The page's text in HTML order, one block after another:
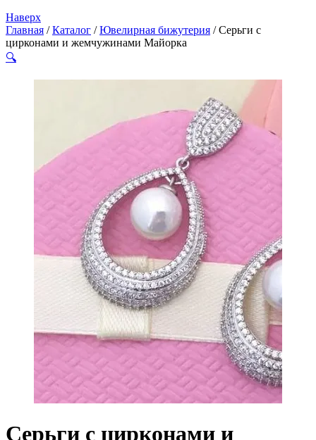
Наверх
Главная /Каталог /Ювелирная бижутерия / Серьги с
цирконами и жемчужинами Майорка
🔍
Серьги с цирконами и